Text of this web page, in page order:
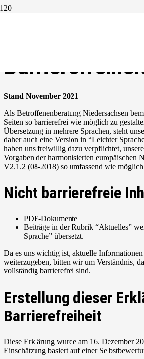
Stand November 2021
Als Betroffenenberatung Niedersachsen
Seiten so barrierefrei wie möglich zu
Übersetzung in mehrere Sprachen, steht
daher auch eine Version in “Leichter
haben uns freiwillig dazu verpflichtet,
Vorgaben der harmonisierten europäischen
V2.1.2 (08-2018) so umfassend wie
Nicht barrierefreie
PDF-Dokumente
Beiträge in der Rubrik “Aktuelles”
Sprache” übersetzt.
Da es uns wichtig ist, aktuelle
weiterzugeben, bitten wir um Verständnis,
vollständig barrierefrei sind.
Erstellung dieser
Barrierefreiheit
Diese Erklärung wurde am 16. Dezember
Einschätzung basiert auf einer